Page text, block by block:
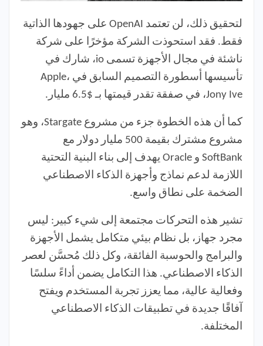
لتحقيق ذلك، لن تعتمد OpenAI على جهودها الذاتية
فقط. فقد استحوذت الشركة مؤخرًا على شركة
ناشئة في مجال الأجهزة تسمى io، شارك في
تأسيسها أسطورة التصميم السابق في Apple،
Jony Ive، في صفقة تقدر قيمتها بـ $6.5 مليار.
كما أن هذه الخطوة جزء من مشروع Stargate، وهو
مشروع مشترك بقيمة 500 مليار دولار مع
SoftBank و Oracle يهدف إلى بناء البنية التحتية
اللازمة لدعم نماذج وأجهزة الذكاء الاصطناعي
الضخمة على نطاق واسع.
تشير هذه التحركات مجتمعة إلى شيء كبير: ليس
مجرد جهاز، بل نظام بيئي متكامل يشمل الأجهزة
والبرامج والحوسبة الفائقة، وكل ذلك مُحسَّن لعصر
الذكاء الاصطناعي. هذا التكامل يضمن أداءً سلسًا
وفعالية عالية، مما يعزز تجربة المستخدم ويفتح
آفاقًا جديدة في تطبيقات الذكاء الاصطناعي
المختلفة.